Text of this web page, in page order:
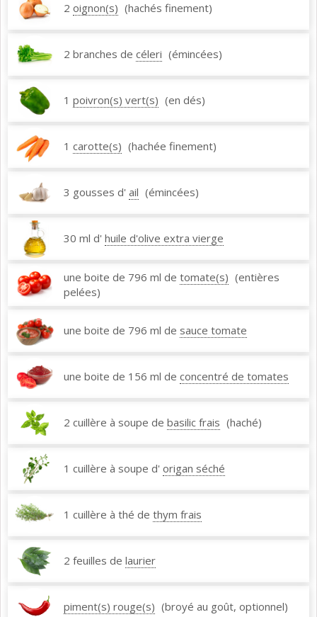
2 oignon(s) (hachés finement)
2 branches de céleri (émincées)
1 poivron(s) vert(s) (en dés)
1 carotte(s) (hachée finement)
3 gousses d' ail (émincées)
30 ml d' huile d'olive extra vierge
une boite de 796 ml de tomate(s) (entières
pelées)
une boite de 796 ml de sauce tomate
une boite de 156 ml de concentré de tomates
2 cuillère à soupe de basilic frais (haché)
1 cuillère à soupe d' origan séché
1 cuillère à thé de thym frais
2 feuilles de laurier
piment(s) rouge(s) (broyé au goût, optionnel)